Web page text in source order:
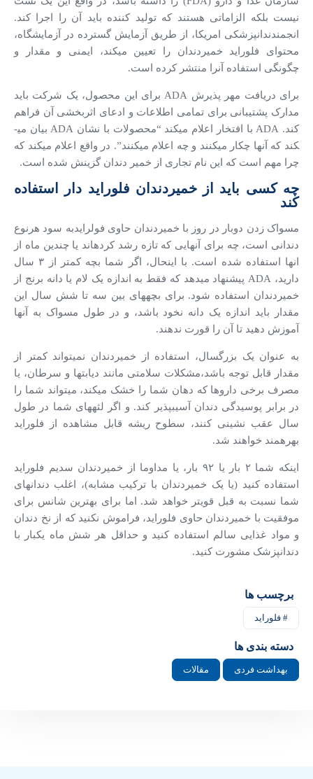
نیست بلکه الزاماتی هستند که تولید کننده باید آن را اجرا کند.
انجمندندانپزشکی امریکا، از طریق آزمایش گسترده در آزمایشگاه،
محتوای فلوراید خمیردندان را تعیین می­کند، ایمنی و مقدار و
چگونگی استفاده آنرا منتشر کرده است.
برای دریافت مهر پذیرش ADA برای این محصول، یک شرکت باید
مدارک پشتیبانی برای تمامی اطلاعات و ادعای اثربخشی آن فراهم
کند. ADA با افتخار اعلام می­کند “محصولات با نشان ADA بیان می­
کند که آنها چکار می­کنند و چه اعلام می­کنند”. در واقع اعلام می­کند که
چرا مهم است که این نام تجاری از خمیر دندان گزینش شده است.
چه کسی باید از خمیردندان فلوراید دار استفاده
کند
مسواک زدن دوبار در روز با خمیردندان حاوی فولرایدبه سود هرنوع
دندانی است، چه برای آنهایی که تازه رشد کرده­اند یا چندین ماه از
انها استفاده شده است. با اینحال، اگر شما بچه کمتر از ۳ سال
دارید، ADA پیشنهاد می­دهد که فقط به اندازه یک لام یا دانه برنج از
خمیردندان استفاده شود. برای بچه­های بین سه تا شش سال این
مقدار باید اندازه یک دانه نخود باشد، و در طول مسواک به آنها
آموزش دهید تا آن را قورت ندهند.
به عنوان یک بزرگسال، استفاده از خمیردندان نمی­تواند کمتر از
مقدار قابل توجه باشد،مشکلات سلامتی مانند دیابتها و سرطان، یا
مصرف برخی داروها که دهان شما را خشک می­کند، می­تواند شما را
در برابر پوسیدگی دندان آسیب­پذیر کند. و اگر لثه­های شما در طول
سال عقب نشینی کنند، سطوح ریشه قابل مشاهده از فلوراید
بهره­مند خواهند شد.
اینکه شما ۲ بار یا ۹۲ بار، یا مداوما از خمیردندان سدیم فلوراید
استفاده کنید (یا یک خمیردندان با ترکیب مشابه)، اغلب دندانهای
شما نسبت به قبل قویتر خواهد شد. اما برای بهترین شانس برای
موفقیت با خمیردندان حاوی فلوراید، فراموش نکنید که از نخ دندان
و مواد غذایی سالم استفاده کنید و حداقل هر شش ماه یکبار با
دندان­پزشک مشورت کنید.
برچسب ها
# فلوراید
دسته بندی ها
بهداشت فردی مقالات